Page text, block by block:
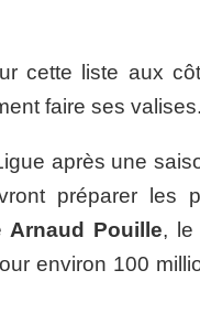
cette liste aux
faire ses valises.
après une
préparer les
Arnaud Pouille, le
environ 100